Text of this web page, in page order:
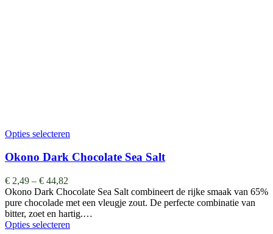
Opties selecteren
Okono Dark Chocolate Sea Salt
€ 2,49 – € 44,82
Okono Dark Chocolate Sea Salt combineert de rijke smaak van 65%
pure chocolade met een vleugje zout. De perfecte combinatie van
bitter, zoet en hartig.…
Opties selecteren